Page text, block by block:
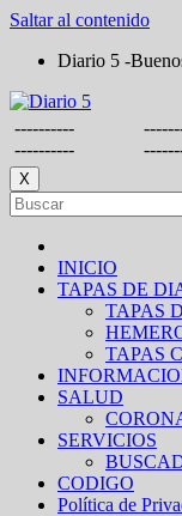
Saltar al contenido
Diario 5 -
----------
----------
X
INICIO
TAPAS DE
TAPAS
TAPAS
SALUD
SERVICIOS
CODIGO
Política de